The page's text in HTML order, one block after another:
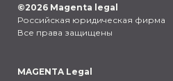
©2026 Magenta legal
Российская юридическая фирма
Все права защищены
MAGENTA Legal